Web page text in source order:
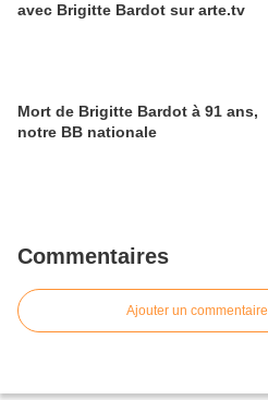
avec Brigitte Bardot sur arte.tv
Mort de Brigitte Bardot à 91 ans,
notre BB nationale
Commentaires
Ajouter un commentaire